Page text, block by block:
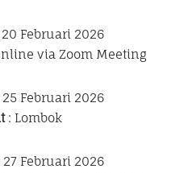
Februari 2026
via Zoom Meeting
25 Februari 2026
: Lombok
Februari 2026